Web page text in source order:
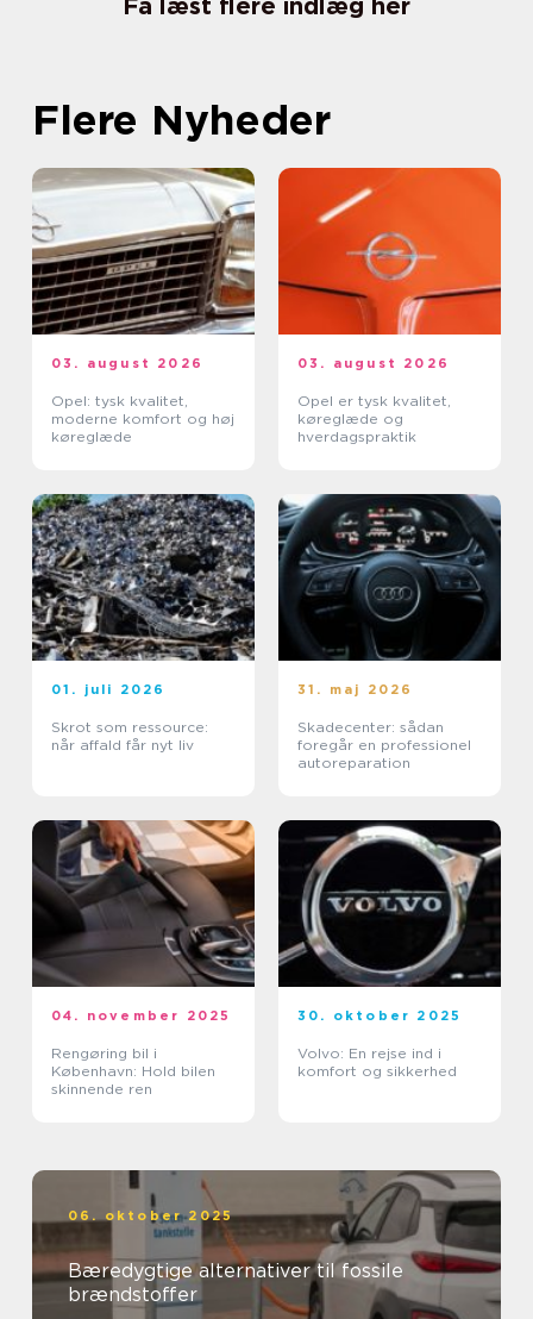
Få læst flere indlæg her
Flere Nyheder
03. august 2026
Opel: tysk kvalitet,
moderne komfort og høj
køreglæde
03. august 2026
Opel er tysk kvalitet,
køreglæde og
hverdagspraktik
01. juli 2026
Skrot som ressource:
når affald får nyt liv
31. maj 2026
Skadecenter: sådan
foregår en professionel
autoreparation
04. november 2025
Rengøring bil i
København: Hold bilen
skinnende ren
30. oktober 2025
Volvo: En rejse ind i
komfort og sikkerhed
06. oktober 2025
Bæredygtige alternativer til fossile
brændstoffer